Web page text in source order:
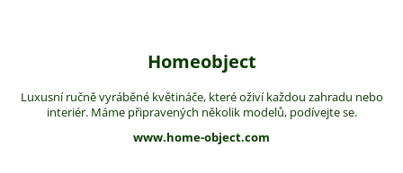
Homeobject
Luxusní ručně vyráběné květináče, které oživí každou zahradu nebo
interiér. Máme připravených několik modelů, podívejte se.
www.home-object.com